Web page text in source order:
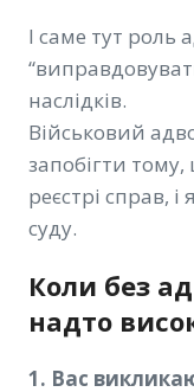
І саме тут роль
наслідків.
Військовий
запобігти тому,
реєстрі справ,
суду.
Коли без
надто
1. Вас